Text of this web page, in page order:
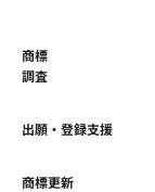
商標
調査
出願・登録支援
商標更新